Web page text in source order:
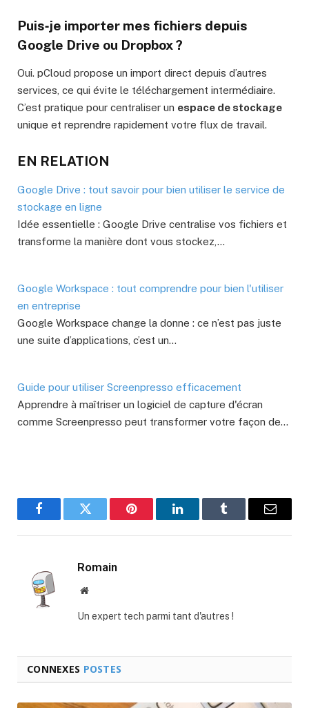
Puis‑je importer mes fichiers depuis
Google Drive ou Dropbox ?
Oui. pCloud propose un import direct depuis d’autres
services, ce qui évite le téléchargement intermédiaire.
C’est pratique pour centraliser un espace de stockage
unique et reprendre rapidement votre flux de travail.
EN RELATION
Google Drive : tout savoir pour bien utiliser le service de
stockage en ligne
Idée essentielle : Google Drive centralise vos fichiers et
transforme la manière dont vous stockez,…
Google Workspace : tout comprendre pour bien l'utiliser
en entreprise
Google Workspace change la donne : ce n’est pas juste
une suite d’applications, c’est un…
Guide pour utiliser Screenpresso efficacement
Apprendre à maîtriser un logiciel de capture d'écran
comme Screenpresso peut transformer votre façon de…
FacebookTwitter Pinterest LinkedInTumblr
E-
Romain
Site
Un expert tech parmi tant d'autres !
CONNEXES POSTES